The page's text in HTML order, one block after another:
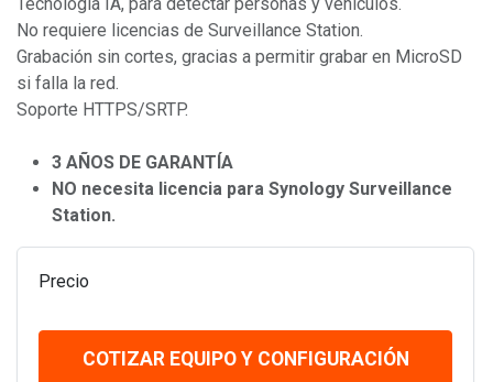
No requiere licencias de Surveillance Station.
Grabación sin cortes, gracias a permitir grabar en MicroSD
si falla la red.
Soporte HTTPS/SRTP.
3 AÑOS DE GARANTÍA
NO necesita licencia para Synology Surveillance
Station.
Precio
COTIZAR EQUIPO Y CONFIGURACIÓN